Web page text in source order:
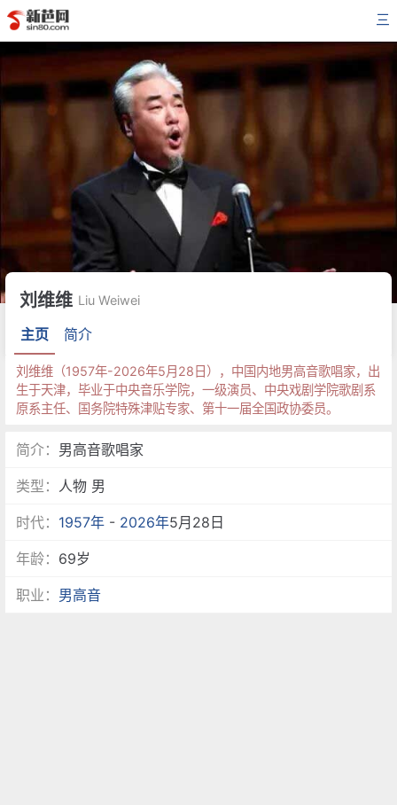
三
刘维维 Liu Weiwei
主页 简介
刘维维（1957年-2026年5月28日），中国内地男高音歌唱家，出
生于天津，毕业于中央音乐学院，一级演员、中央戏剧学院歌剧系
原系主任、国务院特殊津贴专家、第十一届全国政协委员。
简介： 男高音歌唱家
类型： 人物 男
时代： 1957年 - 2026年5月28日
年龄： 69岁
职业： 男高音